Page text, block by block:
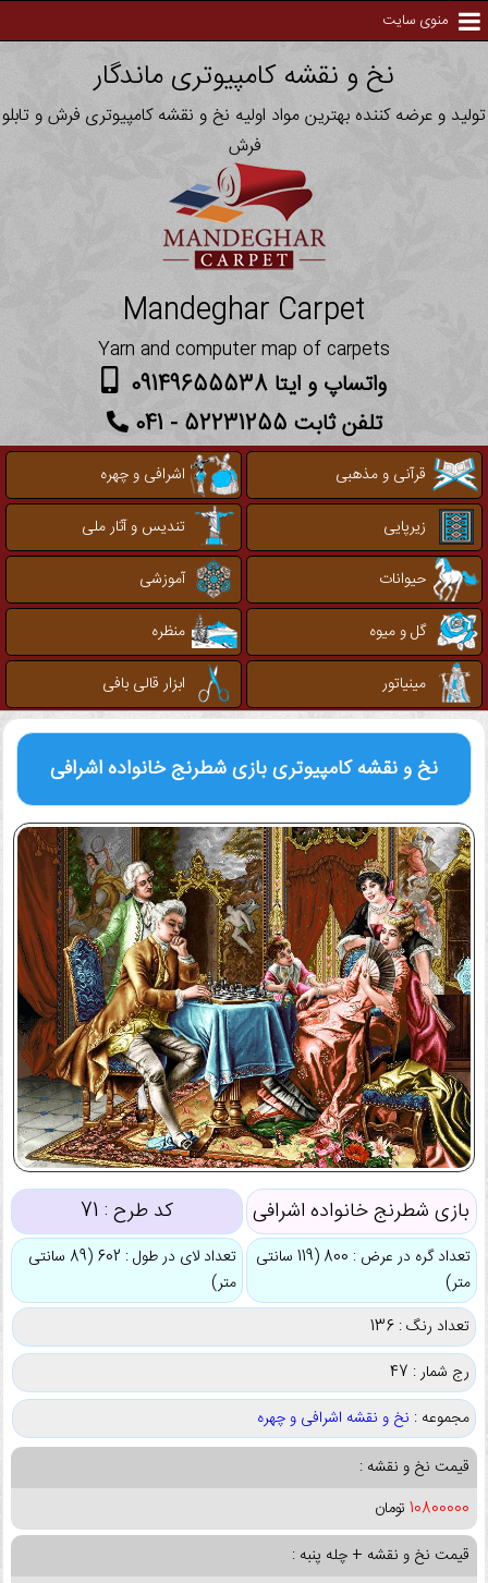
منوی سایت
نخ و نقشه کامپیوتری ماندگار
تولید و عرضه کننده بهترین مواد اولیه نخ و نقشه کامپیوتری فرش و تابلو
فرش
Mandeghar Carpet
Yarn and computer map of carpets
واتساپ و ایتا 09149655538
تلفن ثابت 52231255 - 041
قرآنی و مذهبی
اشرافی و چهره
زیرپایی
تندیس و آثار ملی
حیوانات
آموزشی
گل و میوه
منظره
مینیاتور
ابزار قالی بافی
نخ و نقشه کامپیوتریبازی شطرنج خانواده اشرافی
بازی شطرنج خانواده اشرافی کد طرح : 71
تعداد گره در عرض : 800 (119 سانتی
متر)
تعداد لای در طول : 602 (89 سانتی
متر)
تعداد رنگ : 136
رج شمار : 47
مجموعه : نخ و نقشه اشرافی و چهره
قیمت نخ و نقشه :
10800000 تومان
قیمت نخ و نقشه + چله پنبه :